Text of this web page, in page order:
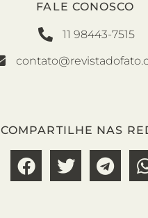
FALE CONOSCO
11 98443-7515
COMPARTILHE NAS